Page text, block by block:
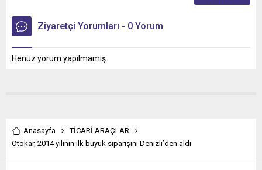
Ziyaretçi Yorumları - 0 Yorum
Henüz yorum yapılmamış.
Anasayfa
TİCARİ ARAÇLAR
Otokar, 2014 yılının ilk büyük siparişini Denizli’den aldı